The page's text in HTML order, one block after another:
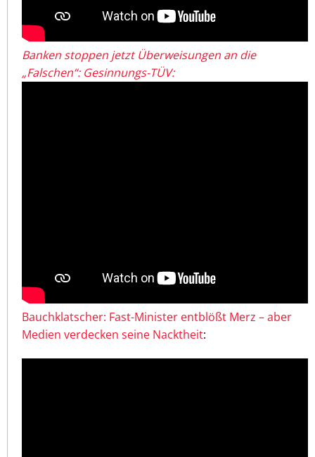
Banken stoppen jetzt Überweisungen an die
„Falschen“: Gesinnungs-TÜV:
Bauchklatscher: Fast-Minister entblößt Merz – aber
Medien verdecken seine Nacktheit: